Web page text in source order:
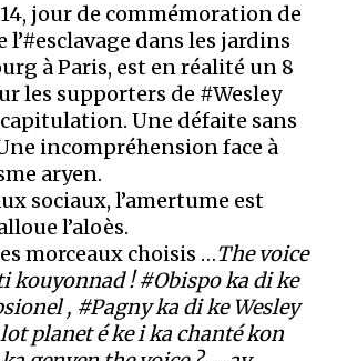
jour de commémoration de
l’#esclavage dans les jardins
à Paris, est en réalité un 8
les supporters de #Wesley
capitulation. Une défaite sans
incompréhension face à
aryen.
sociaux, l’amertume est
l’aloès.
morceaux choisis …The voice
kouyonnad ! #Obispo ka di ke
, #Pagny ka di ke Wesley
planet é ke i ka chanté kon